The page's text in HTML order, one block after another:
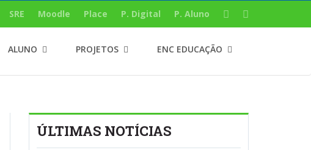
SRE Moodle Place P. Digital P. Aluno
ALUNO PROJETOS ENC EDUCAÇÃO
ÚLTIMAS NOTÍCIAS